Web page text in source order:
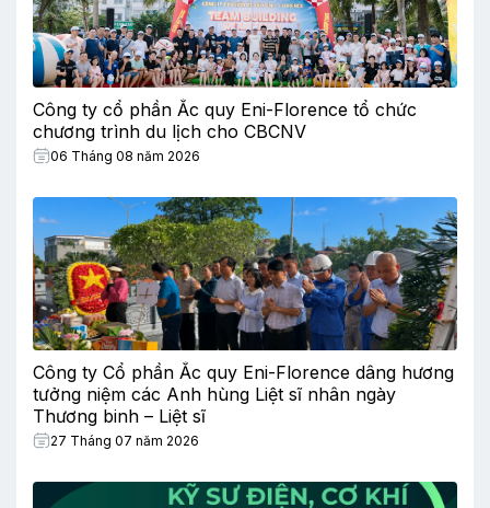
Công ty cổ phần Ắc quy Eni-Florence tổ chức
chương trình du lịch cho CBCNV
06 Tháng 08 năm 2026
Công ty Cổ phần Ắc quy Eni-Florence dâng hương
tưởng niệm các Anh hùng Liệt sĩ nhân ngày
Thương binh – Liệt sĩ
27 Tháng 07 năm 2026